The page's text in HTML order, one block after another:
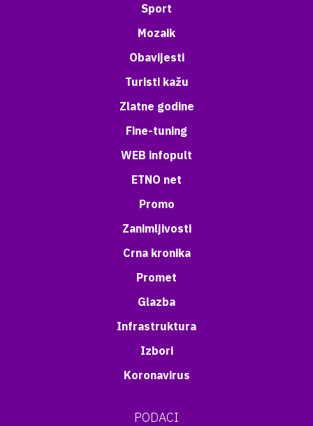
Sport
Mozaik
Obavijesti
Turisti kažu
Zlatne godine
Fine-tuning
WEB infopult
ETNO net
Promo
Zanimljivosti
Crna kronika
Promet
Glazba
Infrastruktura
Izbori
Koronavirus
PODACI